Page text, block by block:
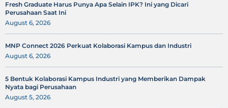
Fresh Graduate Harus Punya Apa Selain IPK? Ini yang Dicari
Perusahaan Saat Ini
August 6, 2026
MNP Connect 2026 Perkuat Kolaborasi Kampus dan Industri
August 6, 2026
5 Bentuk Kolaborasi Kampus Industri yang Memberikan Dampak
Nyata bagi Perusahaan
August 5, 2026